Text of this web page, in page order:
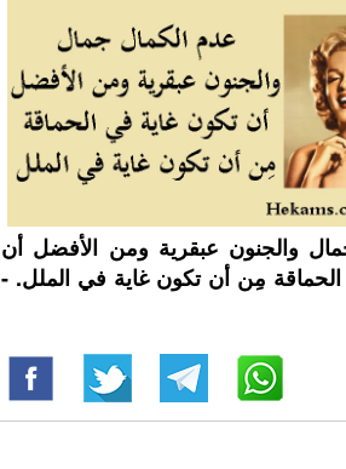
والجنون عبقرية ومن الأفضل أن
مِن أن تكون غاية في الملل. -